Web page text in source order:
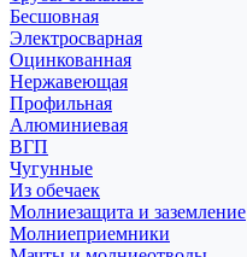
Бесшовная
Электросварная
Оцинкованная
Нержавеющая
Профильная
Алюминиевая
ВГП
Чугунные
Из обечаек
Молниезащита и заземление
Молниеприемники